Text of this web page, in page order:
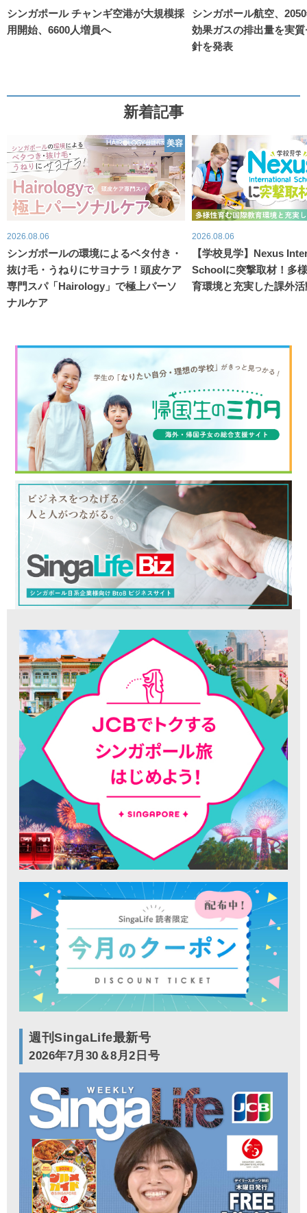
シンガポール チャンギ空港が大規模採
用開始、6600人増員へ
シンガポール航空、
効果ガスの排出量を実
針を発表
新着記事
美容
2026.08.06
シンガポールの環境によるベタ付き・
抜け毛・うねりにサヨナラ！頭皮ケア
専門スパ「Hairology」で極上パーソ
ナルケア
2026.08.06
【学校見学】Nexus
Schoolに突撃取材！多
育環境と充実した課外
週刊SingaLife最新号
2026年7月30＆8月2日号